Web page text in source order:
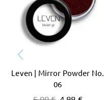
Leven | Mirror Powder No.
06